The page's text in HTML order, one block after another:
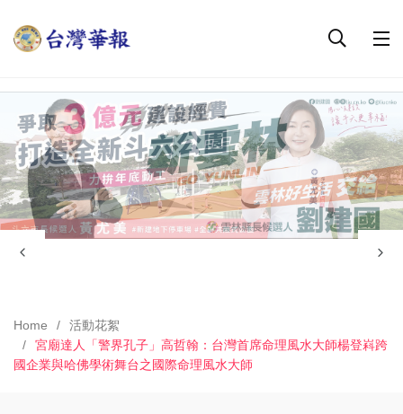
Home
活動花絮
宮廟達人「警界孔子」高哲翰：台灣首席命理風水大師楊登嵙跨
國企業與哈佛學術舞台之國際命理風水大師